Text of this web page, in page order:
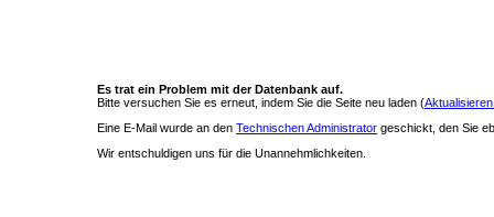
Es trat ein Problem mit der Datenbank auf.
Bitte versuchen Sie es erneut, indem Sie die Seite neu laden (
Eine E-Mail wurde an den Technischen Administrator geschickt, den Sie
Wir entschuldigen uns für die Unannehmlichkeiten.